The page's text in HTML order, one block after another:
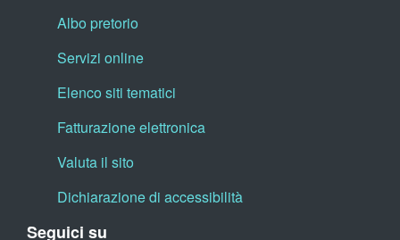
Albo pretorio
Servizi online
Elenco siti tematici
Fatturazione elettronica
Valuta il sito
Dichiarazione di accessibilità
Seguici su